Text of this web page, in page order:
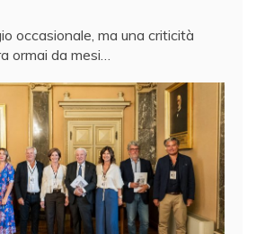
occasionale, ma una criticità
ormai da mesi…